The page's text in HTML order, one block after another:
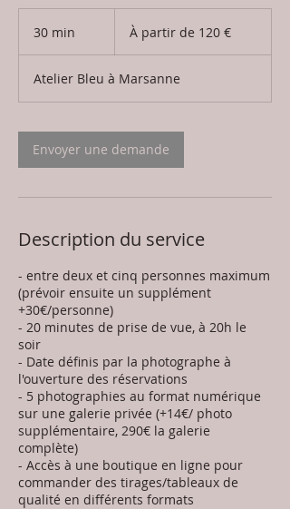
30 min
i
n
partir
euros
À partir de 120 €
Atelier Bleu à Marsanne
Envoyer une demande
Description du service
- entre deux et cinq personnes maximum
(prévoir ensuite un supplément
+30€/personne)
- 20 minutes de prise de vue, à 20h le
soir
- Date définis par la photographe à
l'ouverture des réservations
- 5 photographies au format numérique
sur une galerie privée (+14€/ photo
supplémentaire, 290€ la galerie
complète)
- Accès à une boutique en ligne pour
commander des tirages/tableaux de
qualité en différents formats